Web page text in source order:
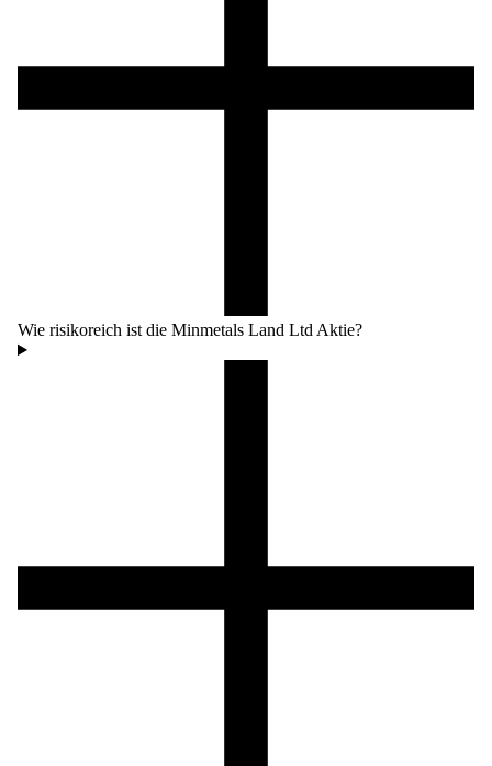
Wie risikoreich ist die Minmetals Land Ltd Aktie?